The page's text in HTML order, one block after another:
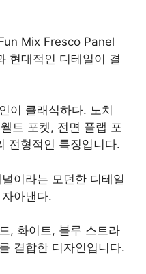
Mix Fresco Panel
현대적인 디테일이 결
이 클래식하다. 노치
트 포켓, 전면 플랩 포
전형적인 특징입니다.
이라는 모던한 디테일
아낸다.
, 화이트, 블루 스트라
결합한 디자인입니다.